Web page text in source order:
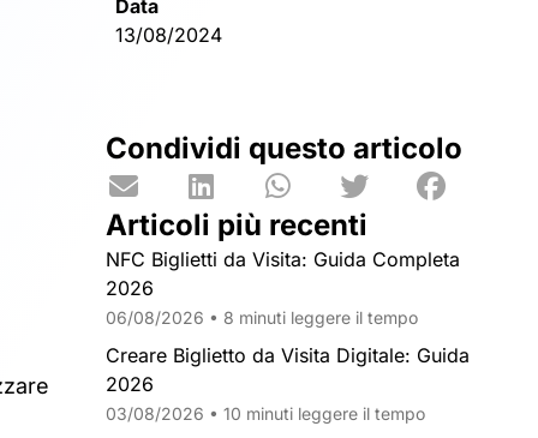
Data
13/08/2024
Condividi questo articolo
Articoli più recenti
NFC Biglietti da Visita: Guida Completa
2026
06/08/2026 • 8 minuti leggere il tempo
Creare Biglietto da Visita Digitale: Guida
2026
03/08/2026 • 10 minuti leggere il tempo